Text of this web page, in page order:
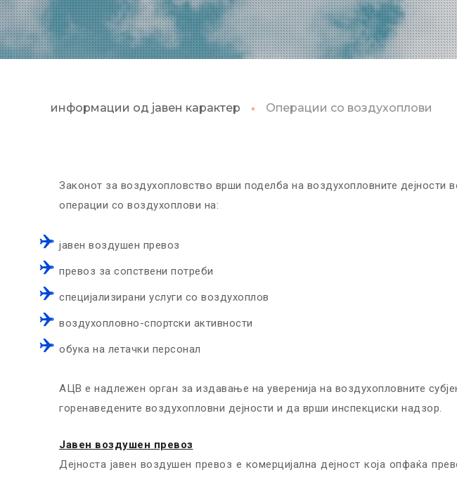
информации од јавен карактер Операции со воздухоплови
Законот за воздухопловство врши поделба на воздухопловните дејности
операции со воздухоплови на:
јавен воздушен превоз
превоз за сопствени потреби
специјализирани услуги со воздухоплов
воздухопловно-спортски активности
обука на летачки персонал
АЦВ е надлежен орган за издавање на уверенија на воздухопловните
горенаведените воздухопловни дејности и да врши инспекциски надзор.
Јавен воздушен превоз
Дејноста јавен воздушен превоз е комерцијална дејност која опфаќа